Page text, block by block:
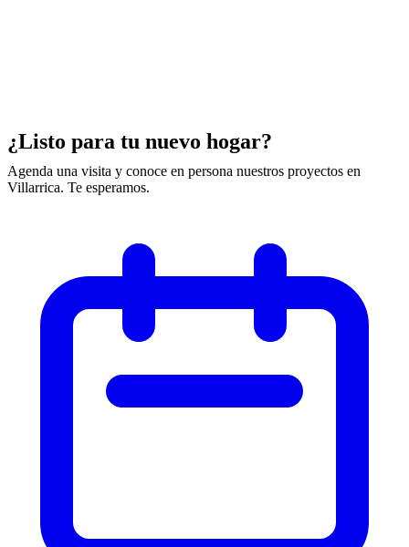
¿Listo para tu nuevo hogar?
Agenda una visita y conoce en persona nuestros proyectos en
Villarrica. Te esperamos.